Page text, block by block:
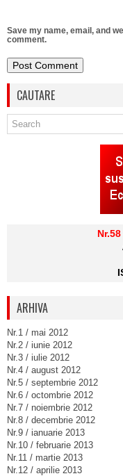
Save my name, email, and
comment.
CAUTARE
ARHIVA
Nr.1 / mai 2012
Nr.2 / iunie 2012
Nr.3 / iulie 2012
Nr.4 / august 2012
Nr.5 / septembrie 2012
Nr.6 / octombrie 2012
Nr.7 / noiembrie 2012
Nr.8 / decembrie 2012
Nr.9 / ianuarie 2013
Nr.10 / februarie 2013
Nr.11 / martie 2013
Nr.12 / aprilie 2013